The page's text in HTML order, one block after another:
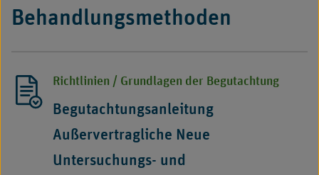
Behandlungsmethoden
Begutachtungsanleitung
Außervertragliche Neue
Untersuchungs- und
Richtlinien / Grundlagen der Begutachtung